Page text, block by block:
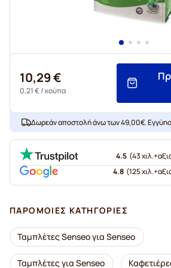
10,29 €
0,21 €/ κούπα
Δωρεάν αποστολή άνω των 49,00€.
4.5 (43 χιλ.+
4.8 (125 χιλ.+
ΠΑΡΌΜΟΙΕΣ ΚΑΤΗΓΟΡΊΕΣ
Ταμπλέτες Senseo για Senseo
Ταμπλέτες για Senseo